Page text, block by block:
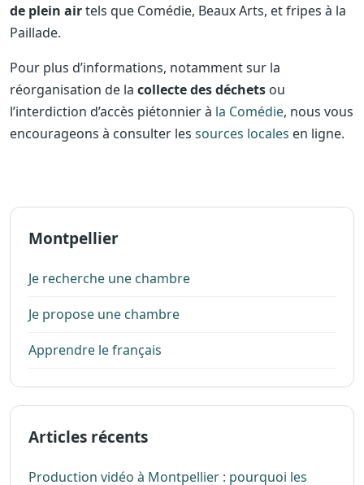
de plein airtels que Comédie, Beaux Arts, et fripes à la
Paillade.
Pour plus d’informations, notamment sur la
réorganisation de la collecte des déchets ou
l’interdiction d’accès piétonnier à la Comédie, nous vous
encourageons à consulter les sources locales en ligne.
Montpellier
Je recherche une chambre
Je propose une chambre
Apprendre le français
Articles récents
Production vidéo à Montpellier : pourquoi les